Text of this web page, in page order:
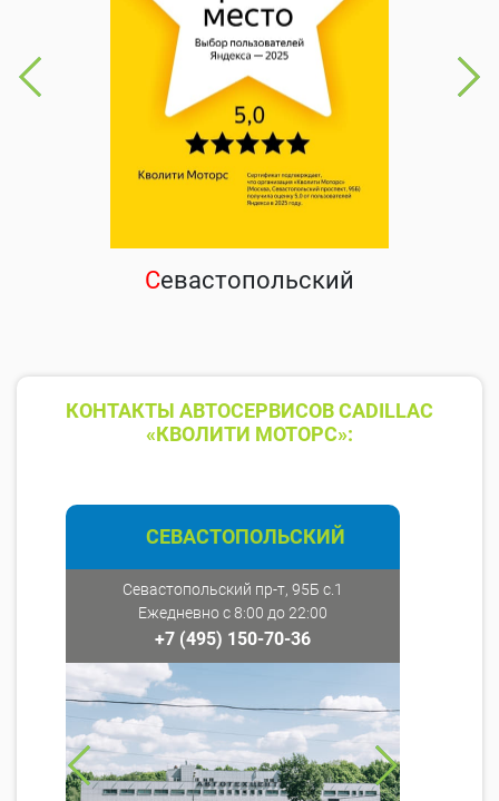
Севастопольский
КОНТАКТЫ АВТОСЕРВИСОВ CADILLAC
«КВОЛИТИ МОТОРС»:
СЕВАСТОПОЛЬСКИЙ
Севастопольский пр-т, 95Б с.1
Ежедневно с 8:00 до 22:00
+7 (495) 150-70-36